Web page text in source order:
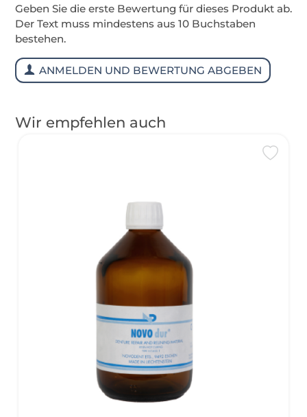
Geben Sie die erste Bewertung für dieses Produkt ab.
Der Text muss mindestens aus 10 Buchstaben
bestehen.
ANMELDEN UND BEWERTUNG ABGEBEN
Wir empfehlen auch